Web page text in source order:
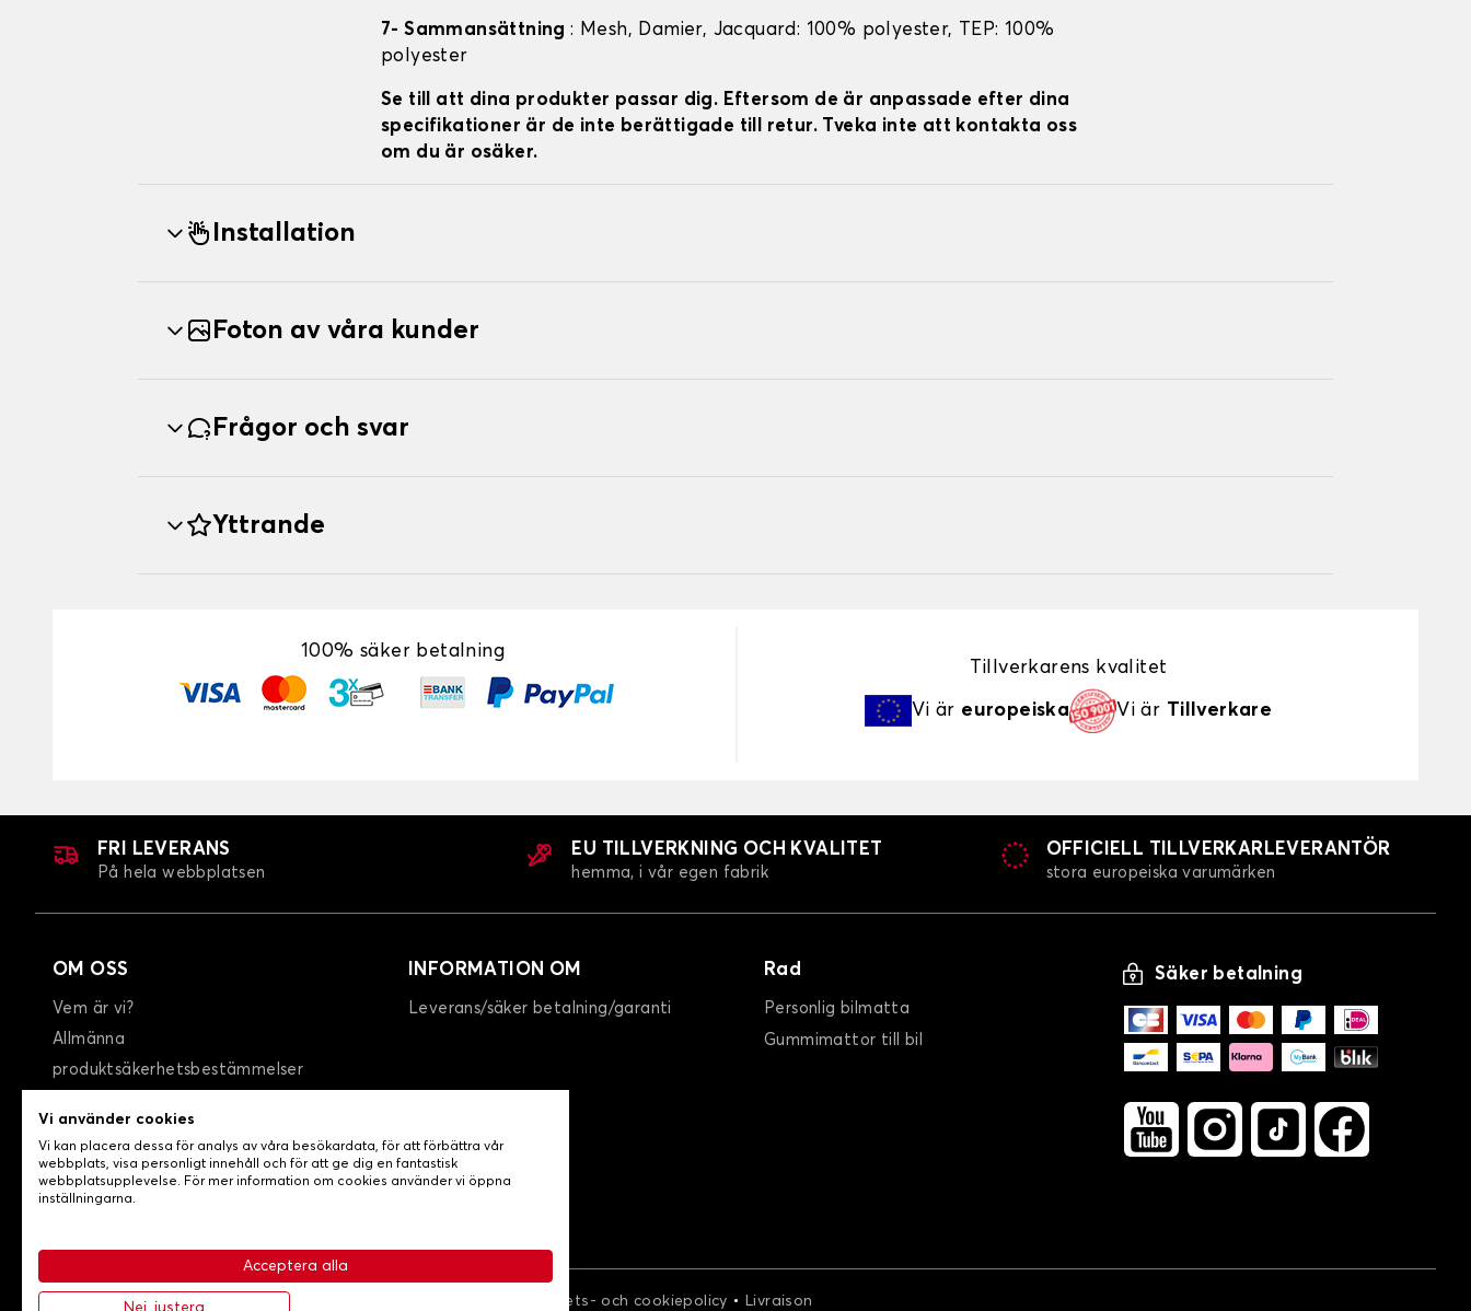
7- Sammansättning: Mesh, Damier, Jacquard: 100% polyester, TEP: 100%
polyester
Se till att dina produkter passar dig. Eftersom de är anpassade efter dina
specifikationer är de inte berättigade till retur. Tveka inte att kontakta oss
om du är osäker.
Installation
Foton av våra kunder
Frågor och svar
Yttrande
100% säker betalning
Tillverkarens kvalitet
Vi är europeiska Vi är Tillverkare
FRI LEVERANS
På hela webbplatsen
EU TILLVERKNING OCH KVALITET
hemma, i vår egen fabrik
OFFICIELL TILLVERKARLEVERANTÖR
stora europeiska varumärken
OM OSS
Vem är vi?
Allmänna
produktsäkerhetsbestämmelser
Kontakta oss
INFORMATION OM
Leverans/säker betalning/garanti
Rad
Personlig bilmatta
Gummimattor till bil
Säker betalning
© Copyright 2026 Lovecar Integritets- och cookiepolicy •Livraison
Vi använder cookies
Vi kan placera dessa för analys av våra besökardata, för att förbättra vår
webbplats, visa personligt innehåll och för att ge dig en fantastisk
webbplatsupplevelse. För mer information om cookies använder vi öppna
inställningarna.
Acceptera alla
Nej, justera